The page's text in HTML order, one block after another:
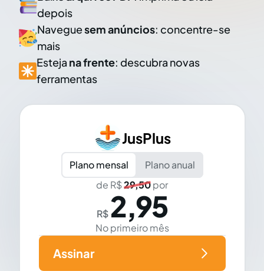
depois
Naveguesem anúncios: concentre-se
mais
Esteja na frente: descubra novas
ferramentas
JusPlus
Plano mensal
Plano anual
de R$29,50por
R$ 2,95
No primeiro mês
Assinar